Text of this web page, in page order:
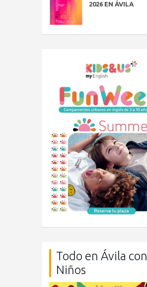
2026 EN ÁVILA
Todo en Ávila con
Niños